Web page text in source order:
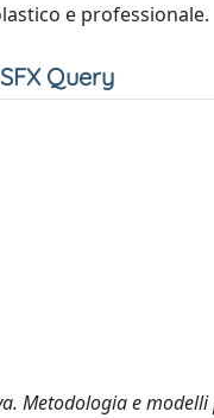
e professionale.
Metodologia e